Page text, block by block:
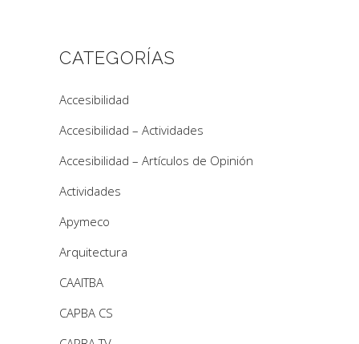
CATEGORÍAS
Accesibilidad
Accesibilidad – Actividades
Accesibilidad – Artículos de Opinión
Actividades
Apymeco
Arquitectura
CAAITBA
CAPBA CS